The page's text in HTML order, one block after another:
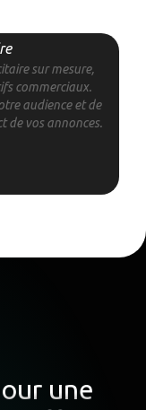
sur mesure,
commerciaux.
audience et de
de vos annonces.
une